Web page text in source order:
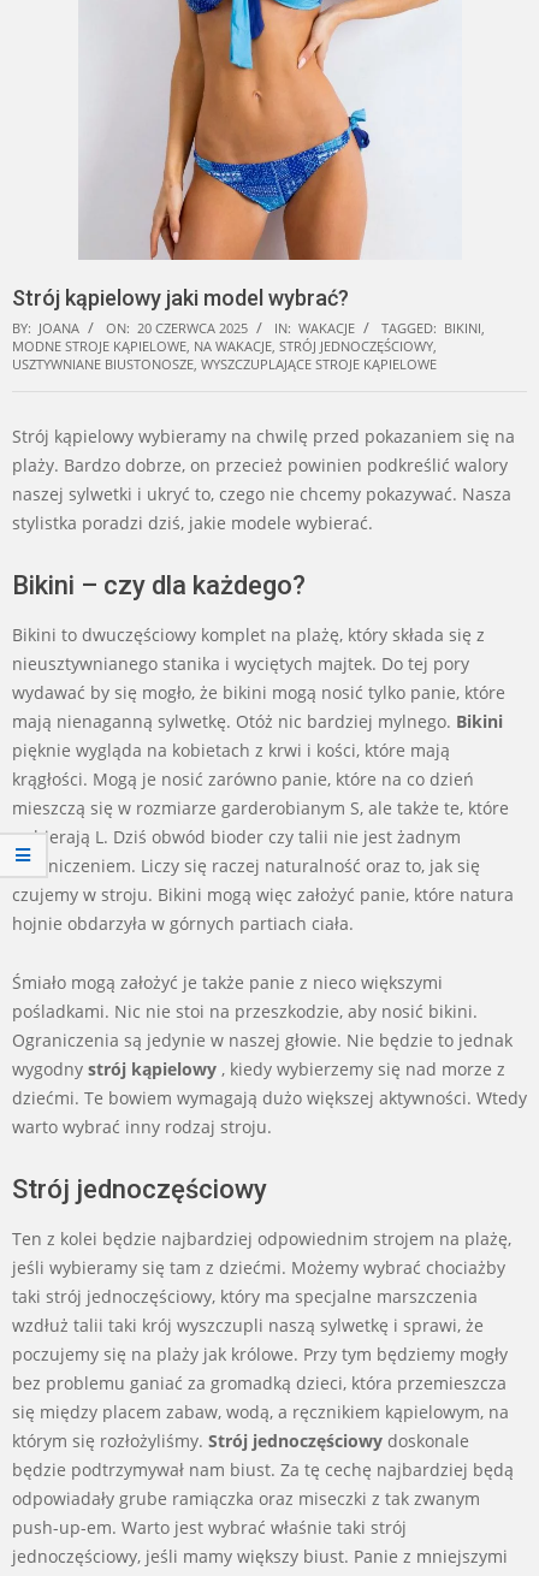
Strój kąpielowy jaki model wybrać?
BY: JOANA ON: 20 CZERWCA 2025 IN: WAKACJE TAGGED: BIKINI,
MODNE STROJE KĄPIELOWE, NA WAKACJE, STRÓJ JEDNOCZĘŚCIOWY,
USZTYWNIANE BIUSTONOSZE, WYSZCZUPLAJĄCE STROJE KĄPIELOWE
Strój kąpielowy wybieramy na chwilę przed pokazaniem się na
plaży. Bardzo dobrze, on przecież powinien podkreślić walory
naszej sylwetki i ukryć to, czego nie chcemy pokazywać. Nasza
stylistka poradzi dziś, jakie modele wybierać.
Bikini – czy dla każdego?
Bikini to dwuczęściowy komplet na plażę, który składa się z
nieusztywnianego stanika i wyciętych majtek. Do tej pory
wydawać by się mogło, że bikini mogą nosić tylko panie, które
mają nienaganną sylwetkę. Otóż nic bardziej mylnego. Bikini
pięknie wygląda na kobietach z krwi i kości, które mają
krągłości. Mogą je nosić zarówno panie, które na co dzień
mieszczą się w rozmiarze garderobianym S, ale także te, które
wybierają L. Dziś obwód bioder czy talii nie jest żadnym
ograniczeniem. Liczy się raczej naturalność oraz to, jak się
czujemy w stroju. Bikini mogą więc założyć panie, które natura
hojnie obdarzyła w górnych partiach ciała.
Śmiało mogą założyć je także panie z nieco większymi
pośladkami. Nic nie stoi na przeszkodzie, aby nosić bikini.
Ograniczenia są jedynie w naszej głowie. Nie będzie to jednak
wygodny strój kąpielowy , kiedy wybierzemy się nad morze z
dziećmi. Te bowiem wymagają dużo większej aktywności. Wtedy
warto wybrać inny rodzaj stroju.
Strój jednoczęściowy
Ten z kolei będzie najbardziej odpowiednim strojem na plażę,
jeśli wybieramy się tam z dziećmi. Możemy wybrać chociażby
taki strój jednoczęściowy, który ma specjalne marszczenia
wzdłuż talii taki krój wyszczupli naszą sylwetkę i sprawi, że
poczujemy się na plaży jak królowe. Przy tym będziemy mogły
bez problemu ganiać za gromadką dzieci, która przemieszcza
się między placem zabaw, wodą, a ręcznikiem kąpielowym, na
którym się rozłożyliśmy. Strój jednoczęściowy doskonale
będzie podtrzymywał nam biust. Za tę cechę najbardziej będą
odpowiadały grube ramiączka oraz miseczki z tak zwanym
push-up-em. Warto jest wybrać właśnie taki strój
jednoczęściowy, jeśli mamy większy biust. Panie z mniejszymi